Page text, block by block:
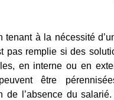
tenant à la nécessité
pas remplie si des
en interne ou en
être
de l’absence du